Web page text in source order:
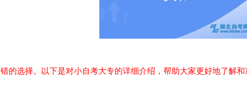
的选择。以下是对小自考大专的详细介绍，帮助大家更好地了解和